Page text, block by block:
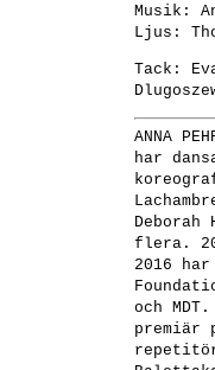
Musik:
Ljus:
Tack:
ANNA
har
flera.
2016
och
premiär